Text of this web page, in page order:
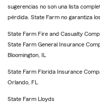
sugerencias no son una lista
pérdida. State Farm no garantiza
State Farm Fire and Casualty
State Farm General Insurance
Bloomington, IL
State Farm Florida Insurance
Orlando, FL
State Farm Lloyds